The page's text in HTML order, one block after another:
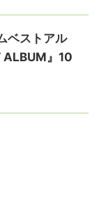
ベストアル
ALBUM』10